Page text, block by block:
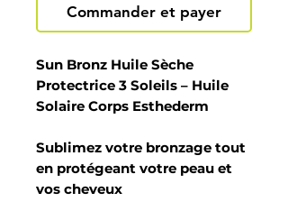
Commander et payer
Sun Bronz Huile Sèche
Protectrice 3 Soleils – Huile
Solaire Corps Esthederm
Sublimez votre bronzage tout
en protégeant votre peau et
vos cheveux